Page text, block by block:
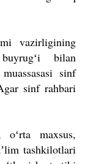
vazirligining
bilan
sinf
sinf rahbari
oʻrta maxsus,
tashkilotlari